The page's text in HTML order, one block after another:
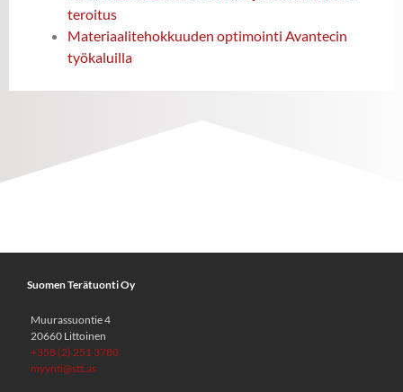
teroitus
Materiaalitehokkuuden optimointi Avantecin
työkaluilla
Suomen Terätuonti Oy
Muurassuontie 4
20660 Littoinen
+358 (2) 251 3780
myynti@stt.as